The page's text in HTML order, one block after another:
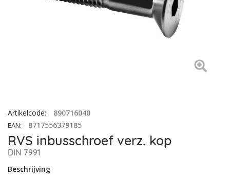
Artikelcode: 890716040
EAN: 8717556379185
RVS inbusschroef verz. kop
DIN 7991
Beschrijving